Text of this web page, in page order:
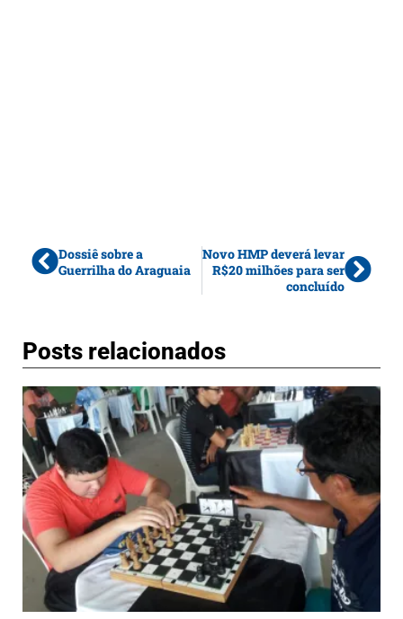
Dossiê sobre a
Guerrilha do Araguaia
Novo HMP deverá levar
R$20 milhões para ser
concluído
Posts relacionados